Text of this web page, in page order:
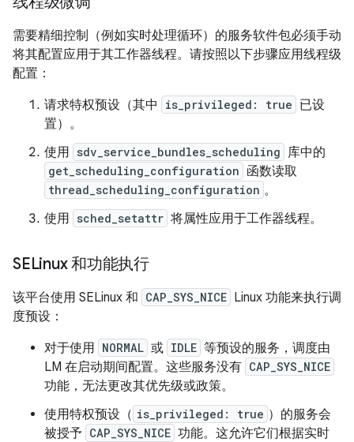
需要精细控制（例如实时处理循环）的服务软件包必须手动
将其配置应用于其工作器线程。请按照以下步骤应用线程级
配置：
请求特权预设（其中
is_privileged: true 已设
置）。
使用 sdv_service_bundles_scheduling 库中的
get_scheduling_configuration 函数读取
thread_scheduling_configuration 。
使用 sched_setattr 将属性应用于工作器线程。
SELinux 和功能执行
该平台使用 SELinux 和 CAP_SYS_NICE Linux 功能来执行调
度预设：
对于使用 NORMAL 或 IDLE 等预设的服务，调度由
LM 在启动期间配置。这些服务没有 CAP_SYS_NICE
功能，无法更改其优先级或政策。
使用特权预设（ is_privileged: true ）的服务会
被授予 CAP_SYS_NICE 功能。这允许它们根据实时